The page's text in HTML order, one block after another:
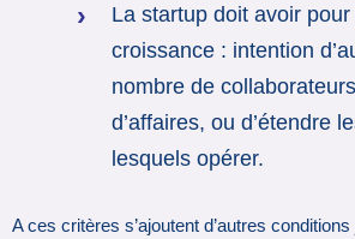
La startup doit avoir
croissance : intention
nombre de
d’affaires, ou d’étendre
lesquels opérer.
A ces critères s’ajoutent d’autres